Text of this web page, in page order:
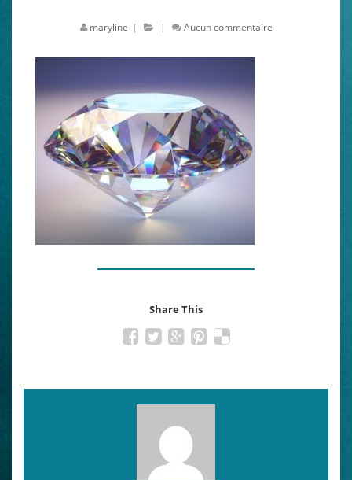
maryline | | Aucun commentaire
Share This